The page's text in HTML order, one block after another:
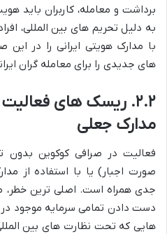
برداشت و معامله، کاربران باید
به دلیل تحریم های بین المللی،
با مدارک هویتی ایرانی را در این
های جدیدی را برای معامله گران
مدارک جعلی
فعالیت در صرافی کوکوین بدون
صورت اجبار) یا با استفاده از
جدی همراه است. اصلی ترین
دست دادن تمامی سرمایه موجود
هایی که تحت نظارت های بین